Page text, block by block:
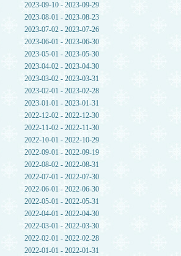
2023-09-10 - 2023-09-29
2023-08-01 - 2023-08-23
2023-07-02 - 2023-07-26
2023-06-01 - 2023-06-30
2023-05-01 - 2023-05-30
2023-04-02 - 2023-04-30
2023-03-02 - 2023-03-31
2023-02-01 - 2023-02-28
2023-01-01 - 2023-01-31
2022-12-02 - 2022-12-30
2022-11-02 - 2022-11-30
2022-10-01 - 2022-10-29
2022-09-01 - 2022-09-19
2022-08-02 - 2022-08-31
2022-07-01 - 2022-07-30
2022-06-01 - 2022-06-30
2022-05-01 - 2022-05-31
2022-04-01 - 2022-04-30
2022-03-01 - 2022-03-30
2022-02-01 - 2022-02-28
2022-01-01 - 2022-01-31